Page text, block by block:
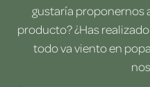
gustaría proponernos
producto? ¿Has
todo va viento en